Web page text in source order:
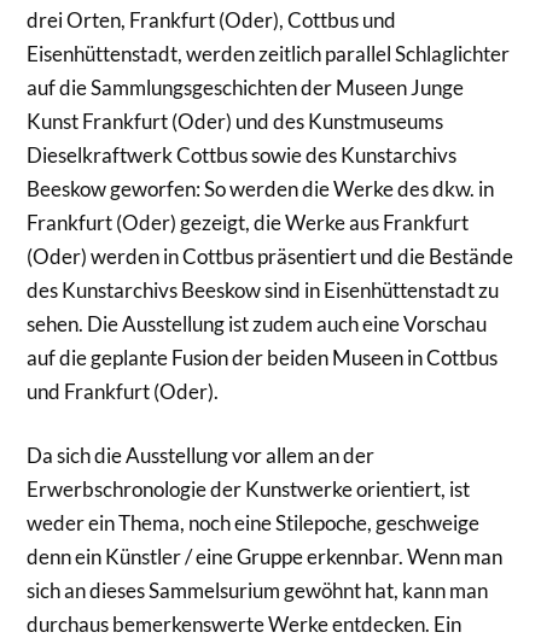
drei Orten, Frankfurt (Oder), Cottbus und
Eisenhüttenstadt, werden zeitlich parallel Schlaglichter
auf die Sammlungsgeschichten der Museen Junge
Kunst Frankfurt (Oder) und des Kunstmuseums
Dieselkraftwerk Cottbus sowie des Kunstarchivs
Beeskow geworfen: So werden die Werke des dkw. in
Frankfurt (Oder) gezeigt, die Werke aus Frankfurt
(Oder) werden in Cottbus präsentiert und die Bestände
des Kunstarchivs Beeskow sind in Eisenhüttenstadt zu
sehen. Die Ausstellung ist zudem auch eine Vorschau
auf die geplante Fusion der beiden Museen in Cottbus
und Frankfurt (Oder).
Da sich die Ausstellung vor allem an der
Erwerbschronologie der Kunstwerke orientiert, ist
weder ein Thema, noch eine Stilepoche, geschweige
denn ein Künstler / eine Gruppe erkennbar. Wenn man
sich an dieses Sammelsurium gewöhnt hat, kann man
durchaus bemerkenswerte Werke entdecken. Ein